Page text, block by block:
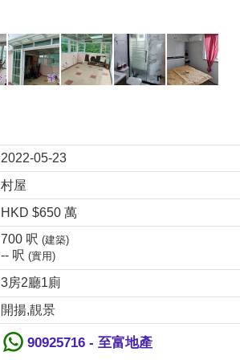
2022-05-23
村屋
HKD $650 萬
700 呎(建築)
-- 呎(實用)
3房2廳1廁
開揚,靚景
90925716 - 至富地產